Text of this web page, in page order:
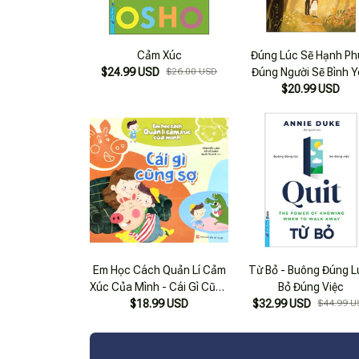
Cảm Xúc
$24.99 USD $26.00 USD
Đúng Lúc Sẽ Hạnh
Đúng Người Sẽ Bình
$20.99 USD
Em Học Cách Quản Lí Cảm
Xúc Của Mình - Cái Gì Cũng
Sợ _Ml
$18.99 USD
Từ Bỏ - Buông Đúng
Bỏ Đúng Việc
$32.99 USD
$44.99